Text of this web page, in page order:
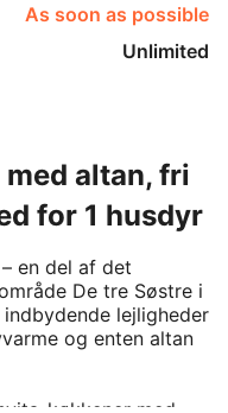
As soon as possible
Unlimited
altan, fri
for 1 husdyr
en del af det
De tre Søstre i
lejligheder
og enten altan